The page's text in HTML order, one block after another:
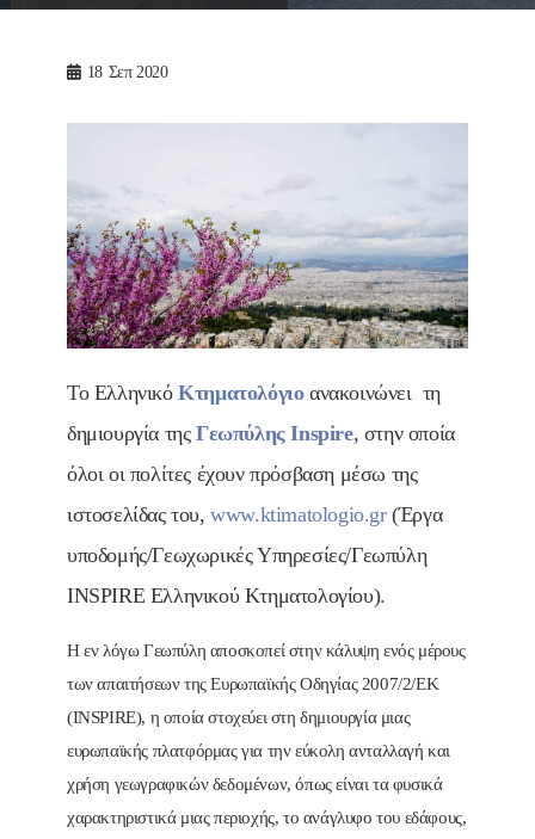
18 Σεπ 2020
Το Ελληνικό Κτηματολόγιοανακοινώνει τη
δημιουργία της Γεωπύλης Inspire, στην οποία
όλοι οι πολίτες έχουν πρόσβαση μέσω της
ιστοσελίδας του,www.ktimatologio.gr(Έργα
υποδομής/Γεωχωρικές Υπηρεσίες/Γεωπύλη
INSPIRE Ελληνικού Κτηματολογίου).
Η εν λόγω Γεωπύλη αποσκοπεί στην κάλυψη ενός μέρους
των απαιτήσεων της Ευρωπαϊκής Οδηγίας 2007/2/ΕΚ
(INSPIRE), η οποία στοχεύει στη δημιουργία μιας
ευρωπαϊκής πλατφόρμας για την εύκολη ανταλλαγή και
χρήση γεωγραφικών δεδομένων, όπως είναι τα φυσικά
χαρακτηριστικά μιας περιοχής, το ανάγλυφο του εδάφους,